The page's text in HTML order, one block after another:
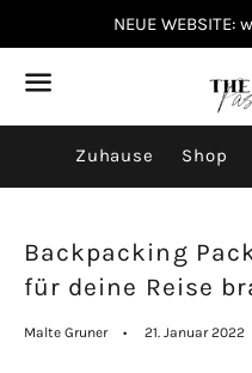
NEUE
Zuhause Shop
Backpacking
für deine Reise
Malte Gruner 21. Januar 2022